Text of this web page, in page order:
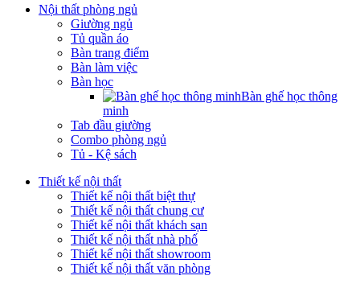
Nội thất phòng ngủ
Giường ngủ
Tủ quần áo
Bàn trang điểm
Bàn làm việc
Bàn học
Bàn ghế học thông
minh
Tab đầu giường
Combo phòng ngủ
Tủ - Kệ sách
Thiết kế nội thất
Thiết kế nội thất biệt thự
Thiết kế nội thất chung cư
Thiết kế nội thất khách sạn
Thiết kế nội thất nhà phố
Thiết kế nội thất showroom
Thiết kế nội thất văn phòng